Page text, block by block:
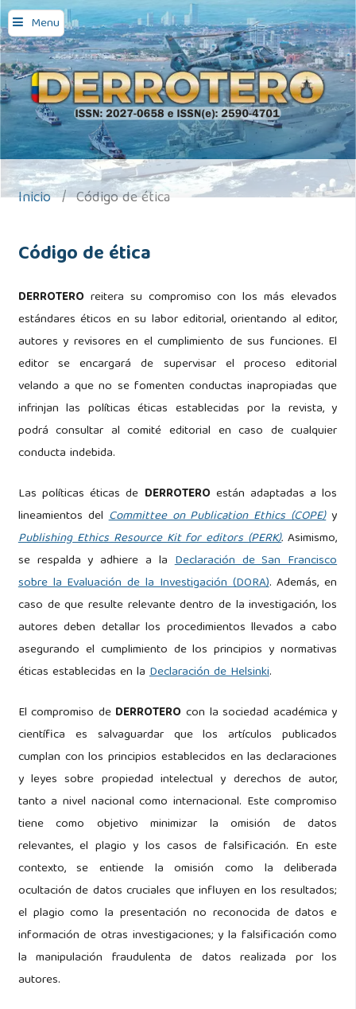
Menu
Inicio / Código de ética
Código de ética
DERROTERO reitera su compromiso con los más elevados
estándares éticos en su labor editorial, orientando al editor,
autores y revisores en el cumplimiento de sus funciones. El
editor se encargará de supervisar el proceso editorial
velando a que no se fomenten conductas inapropiadas que
infrinjan las políticas éticas establecidas por la revista, y
podrá consultar al comité editorial en caso de cualquier
conducta indebida.
Las políticas éticas de DERROTERO están adaptadas a los
lineamientos delCommittee on Publication Ethics (COPE)y
Publishing Ethics Resource Kit for editors (PERK).Asimismo,
se respalda y adhiere a laDeclaración de San Francisco
sobre la Evaluación de la Investigación (DORA). Además, en
caso de que resulte relevante dentro de la investigación, los
autores deben detallar los procedimientos llevados a cabo
asegurando el cumplimiento de los principios y normativas
éticas establecidas en laDeclaración de Helsinki.
El compromiso de DERROTERO con la sociedad académica y
científica es salvaguardar que los artículos publicados
cumplan con los principios establecidos en las declaraciones
y leyes sobre propiedad intelectual y derechos de autor,
tanto a nivel nacional como internacional. Este compromiso
tiene como objetivo minimizar la omisión de datos
relevantes, el plagio y los casos de falsificación. En este
contexto, se entiende la omisión como la deliberada
ocultación de datos cruciales que influyen en los resultados;
el plagio como la presentación no reconocida de datos e
información de otras investigaciones; y la falsificación como
la manipulación fraudulenta de datos realizada por los
autores.